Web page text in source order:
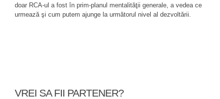
doar RCA-ul a fost în prim-planul mentalităţii generale, a vedea ce
urmează şi cum putem ajunge la următorul nivel al dezvoltării.
VREI SA FII PARTENER?